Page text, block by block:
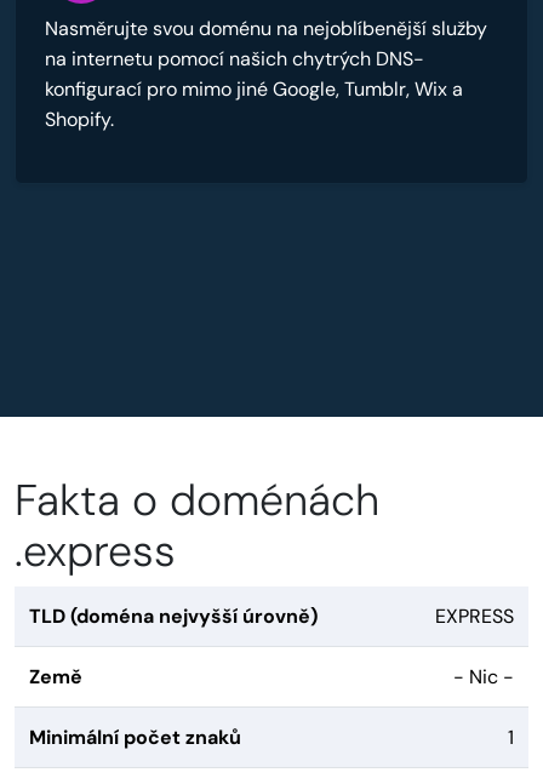
Nasměrujte svou doménu na nejoblíbenější služby
na internetu pomocí našich chytrých DNS-
konfigurací pro mimo jiné Google, Tumblr, Wix a
Shopify.
Fakta o doménách
.express
TLD (doména nejvyšší úrovně) EXPRESS
Země - Nic -
Minimální počet znaků 1